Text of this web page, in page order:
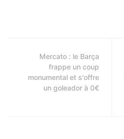
Mercato : le Barça
frappe un coup
monumental et s'offre
un goleador à 0€